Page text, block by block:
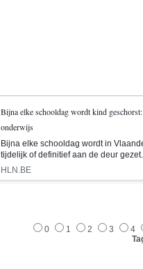
Bijna elke schooldag wordt kind
onderwijs
Bijna elke schooldag wordt in
tijdelijk of definitief aan de deur
HLN.BE
0 1 2 3
4